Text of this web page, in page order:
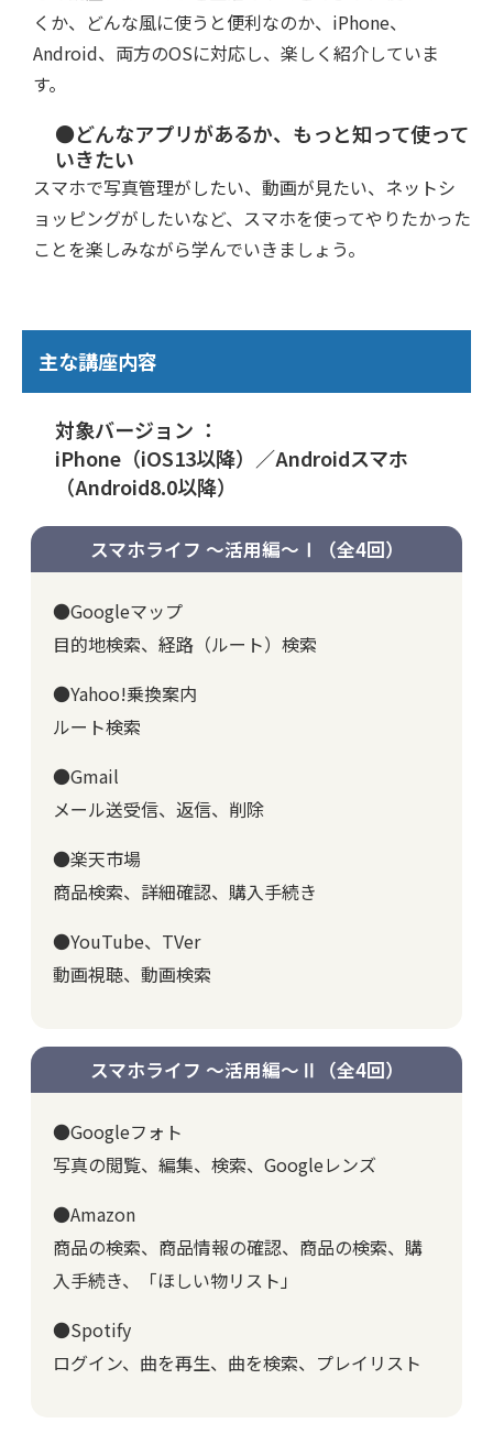
くか、どんな風に使うと便利なのか、iPhone、
Android、両方のOSに対応し、楽しく紹介していま
す。
●どんなアプリがあるか、もっと知って使って
いきたい
スマホで写真管理がしたい、動画が見たい、ネットシ
ョッピングがしたいなど、スマホを使ってやりたかった
ことを楽しみながら学んでいきましょう。
主な講座内容
対象バージョン ：
iPhone（iOS13以降）／Androidスマホ
（Android8.0以降）
スマホライフ ～活用編～Ⅰ （全4回）
●Googleマップ
目的地検索、経路（ルート）検索
●Yahoo!乗換案内
ルート検索
●Gmail
メール送受信、返信、削除
●楽天市場
商品検索、詳細確認、購入手続き
●YouTube、TVer
動画視聴、動画検索
スマホライフ ～活用編～Ⅱ （全4回）
●Googleフォト
写真の閲覧、編集、検索、Googleレンズ
●Amazon
商品の検索、商品情報の確認、商品の検索、購
入手続き、「ほしい物リスト」
●Spotify
ログイン、曲を再生、曲を検索、プレイリスト